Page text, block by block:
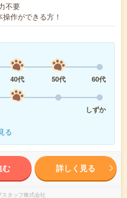
不要
作ができる方！
40代 50代
60代
しずか
る
む 詳しく見る
タッフ株式会社